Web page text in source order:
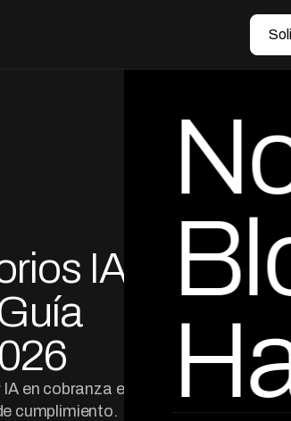
IA
en cobranza en Chile, con
cumplimiento.